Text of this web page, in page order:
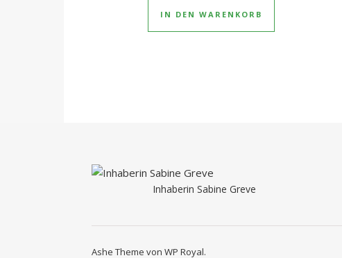
IN DEN WARENKORB
Inhaberin Sabine Greve
Ashe Theme von WP Royal.